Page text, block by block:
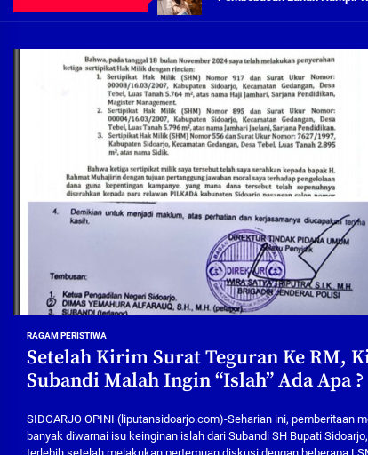
Pembebasan Lahan Segera
Peduli Warga Miskin,
Pembebasan Lahan Hampir
Terima aduan warga, Komisi
Demi Jajaran Direksi Delta
RAGAM PERISTIWA
Setelah Kirim Surat Teguran Ke RM,
Subandi Malah Ingin “Islah” Ada Apa ?
SIDOARJO OPINI (liputansidoarjo.com)-Seharian ini, pemberitaan
banyak diwarnai isu keinginan islah dari Subandi SH Bupati Sidoarjo,